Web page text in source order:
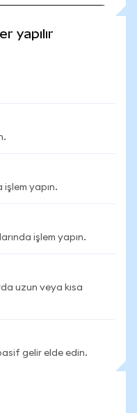
yapılır
yapın.
işlem yapın.
uzun veya kısa
gelir elde edin.